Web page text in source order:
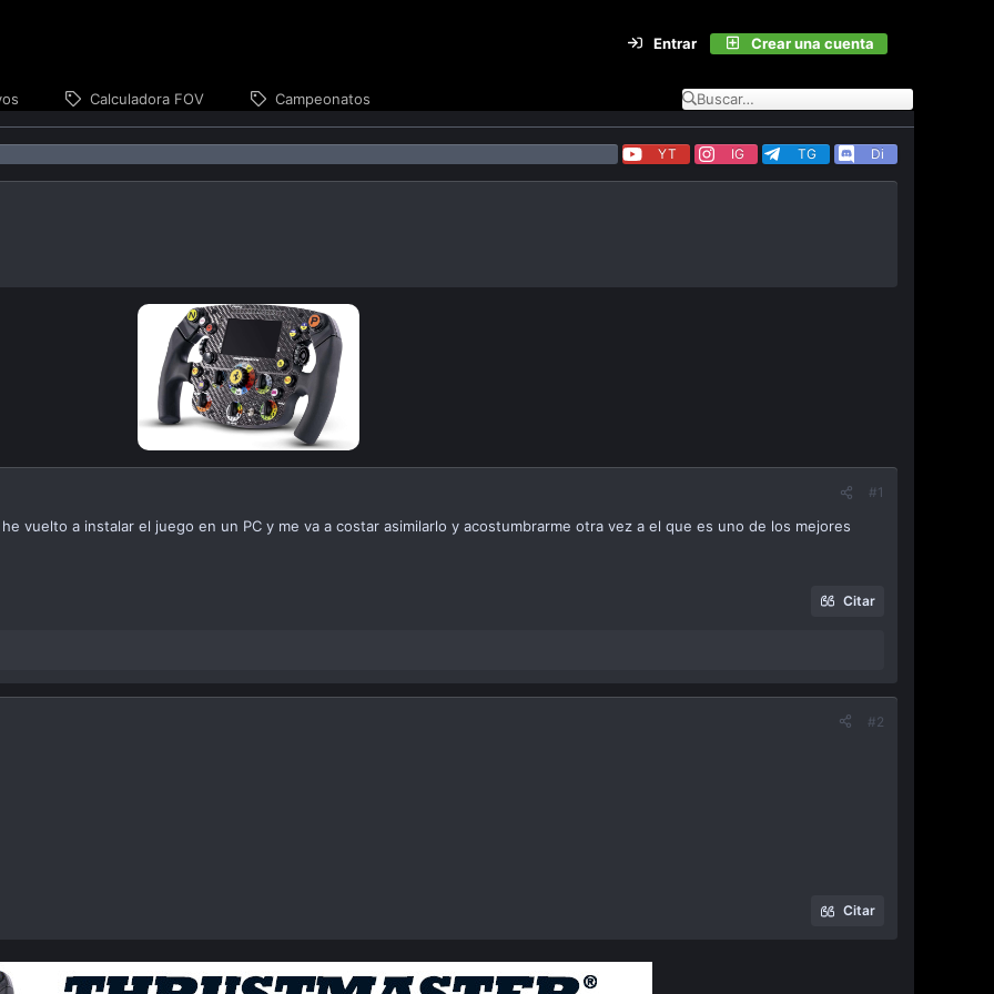
Entrar Crear una cuenta
Calculadora FOV Campeonatos
YT IG TG Di
#1
vuelto a instalar el juego en un PC y me va a costar asimilarlo y acostumbrarme otra vez a el que es uno de los mejores
Citar
#2
Citar